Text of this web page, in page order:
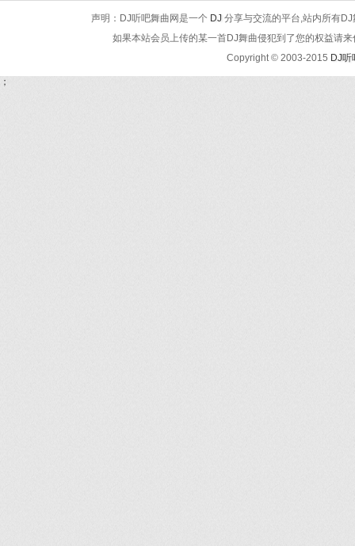
声明：DJ听吧舞曲网是一个 DJ 分享与交流的平台,站内所有
如果本站会员上传的某一首DJ舞曲侵犯到了您的权益请
Copyright © 2003-2015 DJ
；